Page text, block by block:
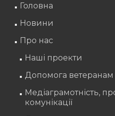
Головна
Новини
Про нас
Наші проекти
Допомога ветеранам
Медіаграмотність,
комунікації